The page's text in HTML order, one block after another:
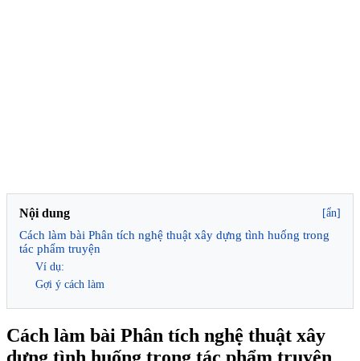
Nội dung [ẩn]
Cách làm bài Phân tích nghệ thuật xây dựng tình huống trong
tác phẩm truyện
Ví dụ:
Gợi ý cách làm
Cách làm bài Phân tích nghệ thuật xây